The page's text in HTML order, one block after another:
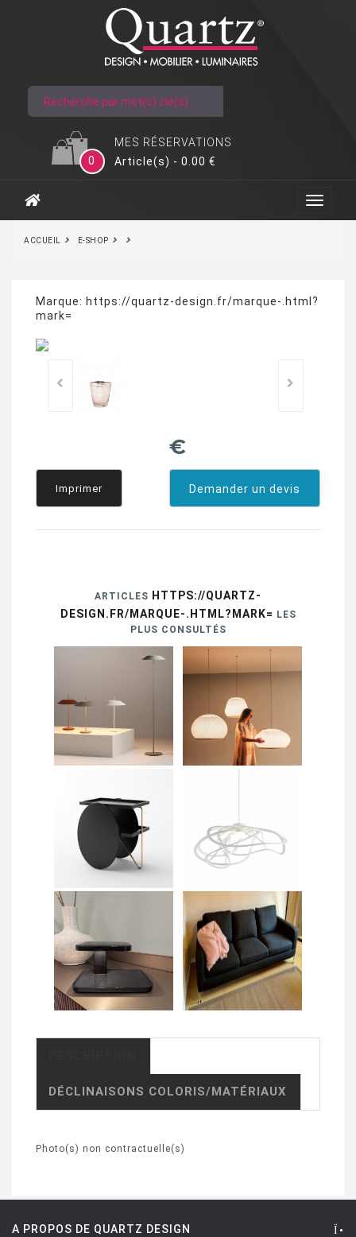
MES RÉSERVATIONS
0
Article(s) - 0.00 €
ACCUEIL E-SHOP
Marque: https://quartz-design.fr/marque-.html?
mark=
€
Demander un devis
Imprimer
ARTICLES HTTPS://QUARTZ-
DESIGN.FR/MARQUE-.HTML?MARK= LES
PLUS CONSULTÉS
DÉCLINAISONS COLORIS/MATÉRIAUX
Photo(s) non contractuelle(s)
A PROPOS DE QUARTZ DESIGN